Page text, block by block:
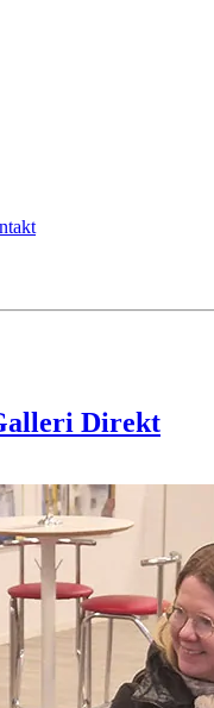
Direkt